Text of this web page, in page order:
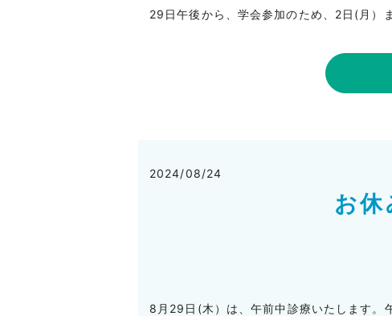
29日午後から、学会参加のため、2日(月）
2024/08/24
お
8月29日(木）は、午前中診療いたします。